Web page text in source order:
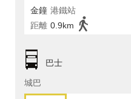
金鐘 港鐵站
距離 0.9km
巴士
城巴